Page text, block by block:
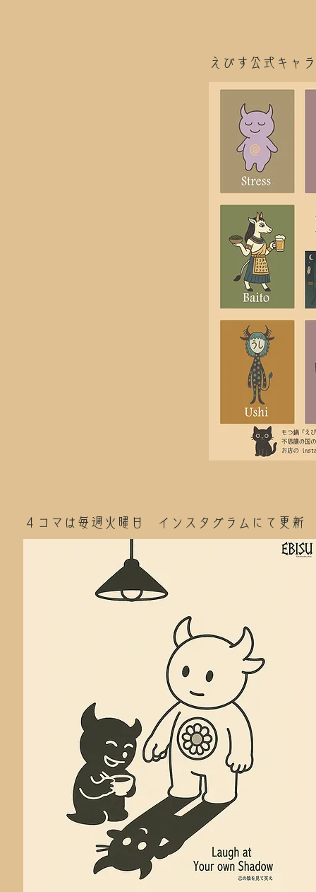
えびす公式キャ
４コマは毎週火曜日 インスタグラムにて更新